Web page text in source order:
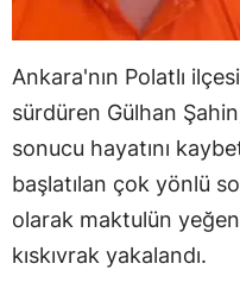
Ankara'nın Polatlı
sürdüren Gülhan
sonucu hayatını
başlatılan çok yönlü
olarak maktulün
kıskıvrak yakalandı.